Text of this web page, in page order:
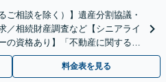
ご相談を除く）】遺産分割協議・
／相続財産調査など【シニアライ
の資格あり】「不動産に関する相
相談可（要相談）】
料金表を見る